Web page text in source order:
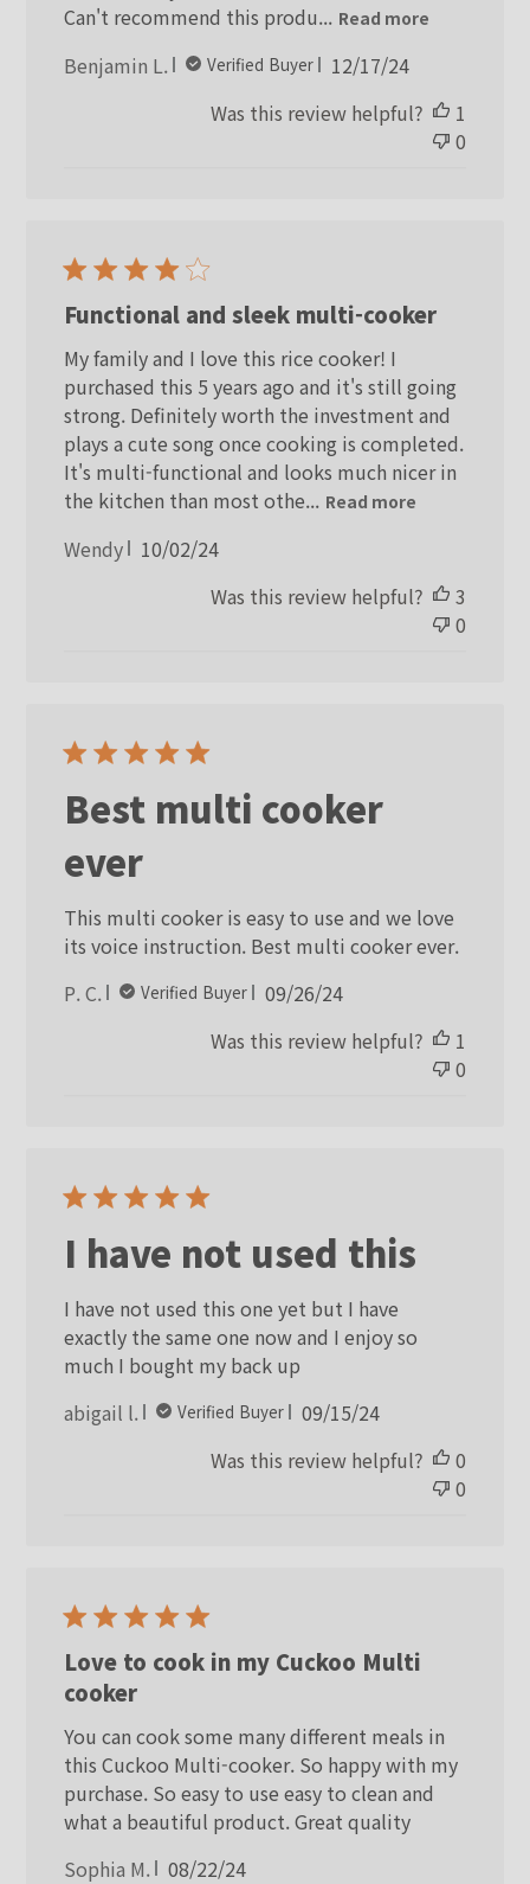
Can't recommend this produ... Read more
Benjamin L. Verified Buyer
Published
12/17/24
Was this review helpful?
1
0
Functional and sleek multi-cooker
My family and I love this rice cooker! I
purchased this 5 years ago and it's still going
strong. Definitely worth the investment and
plays a cute song once cooking is completed.
It's multi-functional and looks much nicer in
the kitchen than most othe... Read more
Wendy
Published
10/02/24
Was this review helpful?
3
0
Best multi cooker
ever
This multi cooker is easy to use and we love
its voice instruction. Best multi cooker ever.
P. C.
Verified Buyer
Published
09/26/24
Was this review helpful?
1
0
I have not used this
I have not used this one yet but I have
exactly the same one now and I enjoy so
much I bought my back up
abigail l.
Verified Buyer
Published
09/15/24
Was this review helpful?
0
0
Love to cook in my Cuckoo Multi
cooker
You can cook some many different meals in
this Cuckoo Multi-cooker. So happy with my
purchase. So easy to use easy to clean and
what a beautiful product. Great quality
Sophia M.
Published
08/22/24